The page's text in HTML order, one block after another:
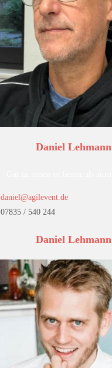
Daniel Lehmann
daniel@agilevent.de
07835 / 540 244
Daniel Lehmann